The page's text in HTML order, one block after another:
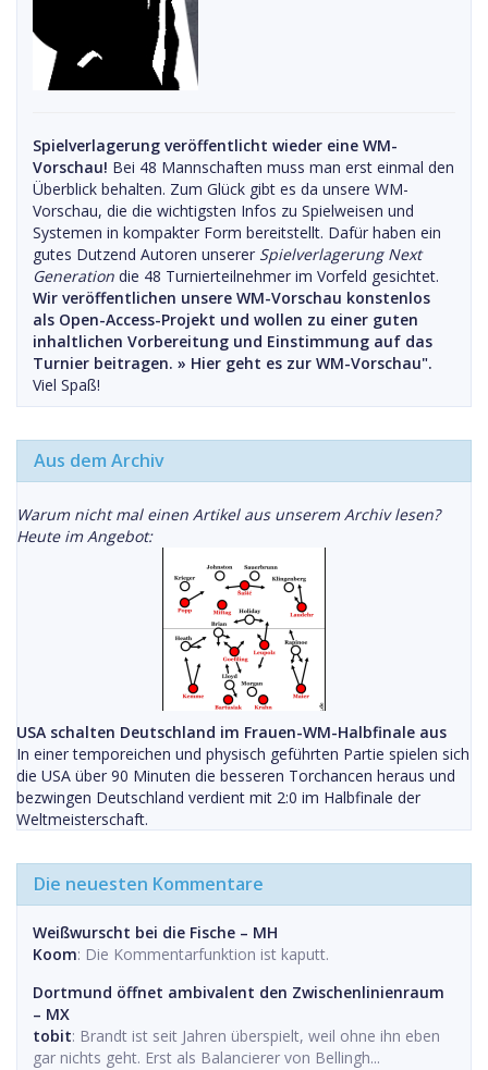
Spielverlagerung veröffentlicht wieder eine WM-
Vorschau! Bei 48 Mannschaften muss man erst einmal den
Überblick behalten. Zum Glück gibt es da unsere WM-
Vorschau, die die wichtigsten Infos zu Spielweisen und
Systemen in kompakter Form bereitstellt. Dafür haben ein
gutes Dutzend Autoren unserer Spielverlagerung Next
Generation die 48 Turnierteilnehmer im Vorfeld gesichtet.
Wir veröffentlichen unsere WM-Vorschau konstenlos
als Open-Access-Projekt und wollen zu einer guten
inhaltlichen Vorbereitung und Einstimmung auf das
Turnier beitragen. » Hier geht es zur WM-Vorschau".
Viel Spaß!
Aus dem Archiv
Warum nicht mal einen Artikel aus unserem Archiv lesen?
Heute im Angebot:
USA schalten Deutschland im Frauen-WM-Halbfinale aus
In einer temporeichen und physisch geführten Partie spielen sich
die USA über 90 Minuten die besseren Torchancen heraus und
bezwingen Deutschland verdient mit 2:0 im Halbfinale der
Weltmeisterschaft.
Die neuesten Kommentare
Weißwurscht bei die Fische – MH
Koom: Die Kommentarfunktion ist kaputt.
Dortmund öffnet ambivalent den Zwischenlinienraum
– MX
tobit: Brandt ist seit Jahren überspielt, weil ohne ihn eben
gar nichts geht. Erst als Balancierer von Bellingh...